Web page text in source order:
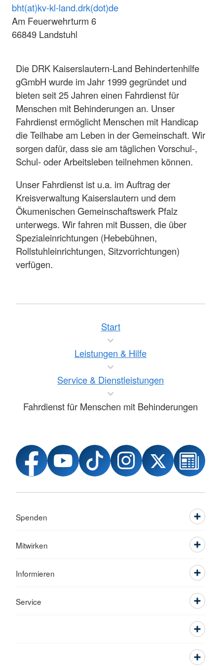
bht(at)kv-kl-land.drk(dot)de
Am Feuerwehrturm 6
66849 Landstuhl
Die DRK Kaiserslautern-Land Behindertenhilfe
gGmbH wurde im Jahr 1999 gegründet und
bieten seit 25 Jahren einen Fahrdienst für
Menschen mit Behinderungen an. Unser
Fahrdienst ermöglicht Menschen mit Handicap
die Teilhabe am Leben in der Gemeinschaft. Wir
sorgen dafür, dass sie am täglichen Vorschul-,
Schul- oder Arbeitsleben teilnehmen können.
Unser Fahrdienst ist u.a. im Auftrag der
Kreisverwaltung Kaiserslautern und dem
Ökumenischen Gemeinschaftswerk Pfalz
unterwegs. Wir fahren mit Bussen, die über
Spezialeinrichtungen (Hebebühnen,
Rollstuhleinrichtungen, Sitzvorrichtungen)
verfügen.
Start
Leistungen & Hilfe
Service & Dienstleistungen
Fahrdienst für Menschen mit Behinderungen
Spenden
Mitwirken
Informieren
Service